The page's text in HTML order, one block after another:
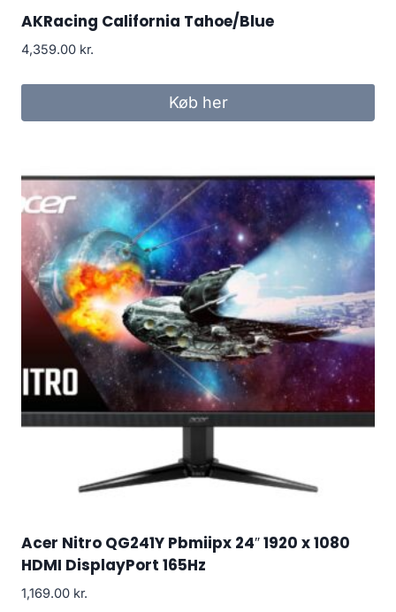
AKRacing California Tahoe/Blue
4,359.00 kr.
Køb her
Acer Nitro QG241Y Pbmiipx 24″ 1920 x 1080
HDMI DisplayPort 165Hz
1,169.00 kr.